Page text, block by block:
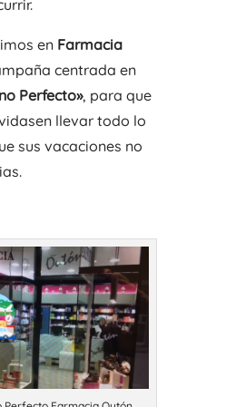
en Farmacia
centrada en
Perfecto», para que
llevar todo lo
sus vacaciones no